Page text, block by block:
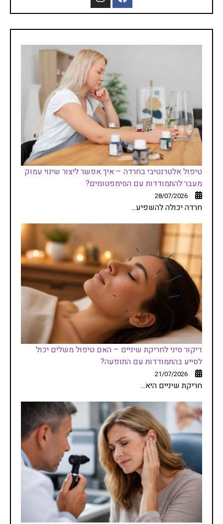
טיפול אלטרנטיבי בחרדה – איך אפשר ליצור שינוי עמוק
מעבר להתמודדות עם הסימפטומים?
28/07/2026
חרדה יכולה להשפיע...
דיקור סיני לחריקת שיניים – האם טיפול משלים יכול
לסייע בהתמודדות עם התופעה?
21/07/2026
חריקת שיניים היא...